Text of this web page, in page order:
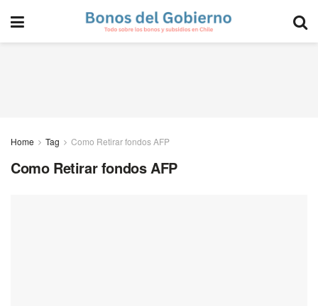
Home Tag Como Retirar fondos AFP
Como Retirar fondos AFP